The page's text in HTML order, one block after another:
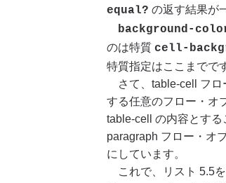
equal? の返す結果が
background-
のは特質 cell-
特質指定はここまでで
さて、table-cell フロ
する任意のフロー・オ
table-cell の内容とする
paragraph フロー・オ
にしています。
これで、リスト 5.5